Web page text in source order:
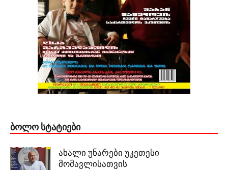
ᲑᲝᲚᲝ ᲡᲢᲐᲢᲘᲔᲑᲘ
ახალი უნარები უკეთესი
მომავლისათვის